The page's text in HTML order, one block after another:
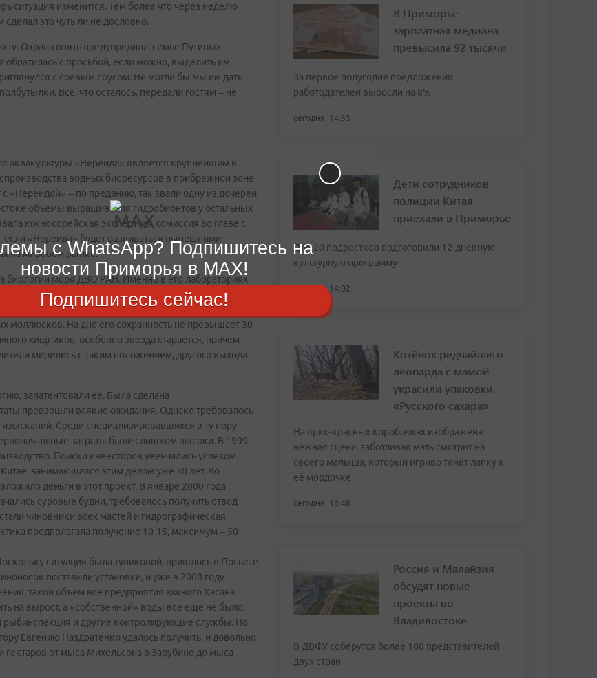
ситуация изменится. Тем более что через неделю
это чуть ли не дословно.
Охрана опять предупредила: семье Путиных
обратилась с просьбой, если можно, выделить им
с соевым соусом. Не могли бы мы им дать
Все, что осталось, передали гостям – не
аквакультуры «Нереида» является крупнейшим в
водных биоресурсов в прибрежной зоне
«Нереидой» – по преданию, так звали одну из дочерей
объемы выращивания гидробионтов у остальных
южнокорейская экспертная комиссия во главе с
если «Нереида» будет развиваться нынешними
на мировом рынке.
биологии моря ДВО РАН. Именно в его лабораториях
приморского. Подобной технологии нет нигде в
в возрасте одного года рассыпалась с сеток.
моллюсков. На дне его сохранность не превышает 30-
хищников, особенно звезда старается, причем
мирились с таким положением, другого выхода
запатентовали ее. Была сделана
превзошли всякие ожидания. Однако требовалось
Среди специализировавшихся в ту пору
затраты были слишком высоки. В 1999
Поиски инвесторов увенчались успехом.
занимающаяся этим делом уже 30 лет. Во
деньги в этот проект. В январе 2000 года
суровые будни, требовалось получить отвод
чиновники всех мастей и гидрографическая
предполагала получение 10-15, максимум – 50
ситуация была тупиковой, пришлось в Посьете
поставили установки, и уже в 2000 году
такой объем все предприятия южного Хасана
на вырост, а «собственной» воды все еще не было.
рыбинспекция и другие контролирующие службы. Но
Евгению Наздратенко удалось получить, и довольно
гектаров от мыса Михельсона в Зарубино до мыса
В Приморье
зарплатная медиана
превысила 92 тысячи
За первое полугодие предложения
работодателей выросли на 8%
сегодня, 14:33
Дети сотрудников
полиции Китая
приехали в Приморье
Для 20 подростков подготовили 12-дневную
культурную программу
сегодня, 14:02
Котёнок редчайшего
леопарда с мамой
украсили упаковки
«Русского сахара»
На ярко-красных коробочках изображена
нежная сцена: заботливая мать смотрит на
своего малыша, который игриво тянет лапку к
её мордочке
сегодня, 13:48
Россия и Малайзия
обсудят новые
проекты во
Владивостоке
В ДВФУ соберутся более 100 представителей
двух стран
с WhatsApp? Подпишитесь на
новости Приморья в MAX!
Подпишитесь сейчас!